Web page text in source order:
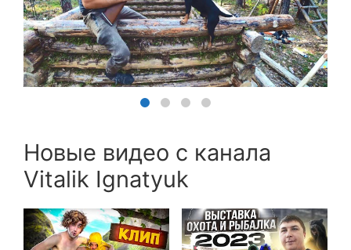
Новые видео с канала
Vitalik Ignatyuk